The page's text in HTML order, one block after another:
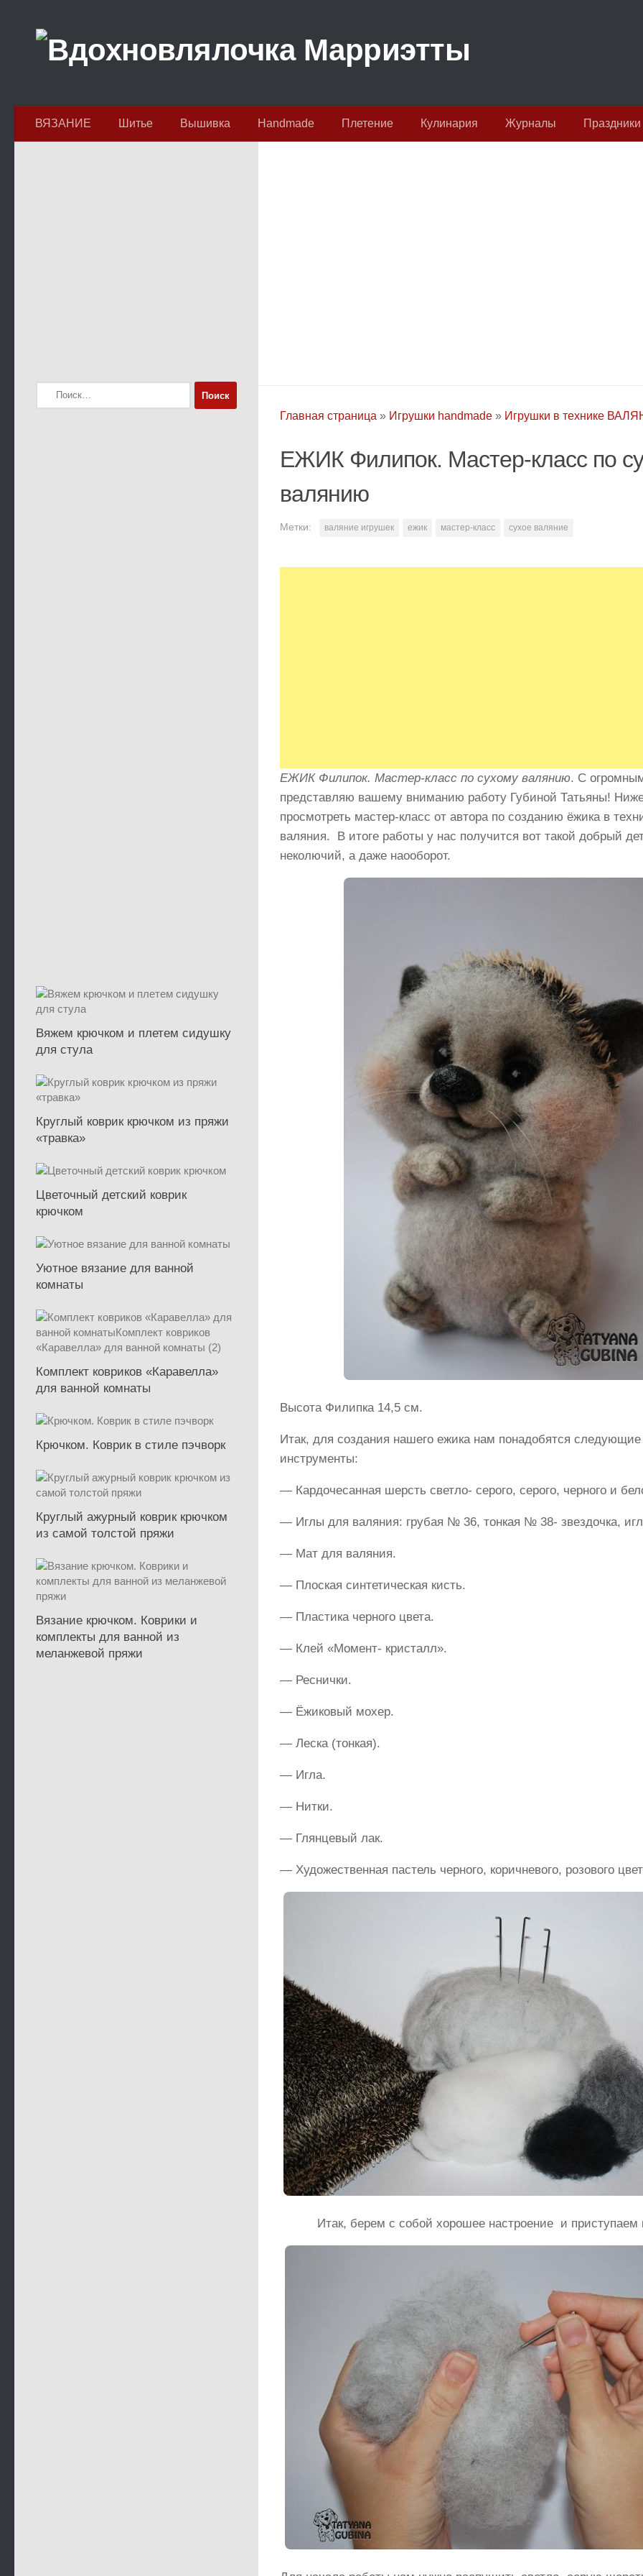
ВЯЗАНИЕ Шитье Вышивка Handmade Плетение Кулинария Журналы Праздники
Главная страница » Игрушки handmade » Игрушки в технике
ЕЖИК Филипок. Мастер-класс по
валянию
Метки: валяние игрушек ежик мастер-класс сухое валяние
ЕЖИК Филипок. Мастер-класс по сухому валянию. С
представляю вашему вниманию работу Губиной Татьяны!
просмотреть мастер-класс от автора по созданию ёжика в
валяния. В итоге работы у нас получится вот такой добрый
неколючий, а даже наооборот.
Высота Филипка 14,5 см.
Итак, для создания нашего ежика нам понадобятся
инструменты:
— Кардочесанная шерсть светло- серого, серого, черного и
— Иглы для валяния: грубая № 36, тонкая № 38- звездочка,
— Мат для валяния.
— Плоская синтетическая кисть.
— Пластика черного цвета.
— Клей «Момент- кристалл».
— Реснички.
— Ёжиковый мохер.
— Леска (тонкая).
— Игла.
— Нитки.
— Глянцевый лак.
— Художественная пастель черного, коричневого, розового
Итак, берем с собой хорошее настроение и приступаем
Найти:
Вяжем крючком и плетем сидушку
для стула
Круглый коврик крючком из пряжи
«травка»
Цветочный детский коврик
крючком
Уютное вязание для ванной
комнаты
Комплект ковриков «Каравелла»
для ванной комнаты
Крючком. Коврик в стиле пэчворк
Круглый ажурный коврик крючком
из самой толстой пряжи
Вязание крючком. Коврики и
комплекты для ванной из
меланжевой пряжи